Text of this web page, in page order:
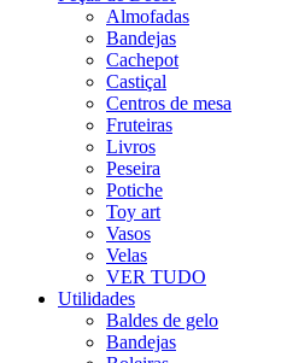
Almofadas
Bandejas
Cachepot
Castiçal
Centros de mesa
Fruteiras
Livros
Peseira
Potiche
Toy art
Vasos
Velas
VER TUDO
Utilidades
Baldes de gelo
Bandejas